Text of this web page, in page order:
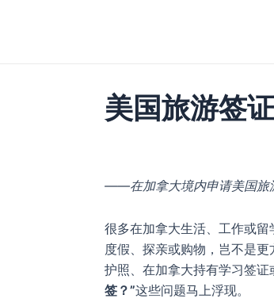
美国旅游签
——在加拿大境内申请美国旅
很多在加拿大生活、工作或
度假、探亲或购物，岂不是
护照、在加拿大持有学习签证
签？”这些问题马上浮现。